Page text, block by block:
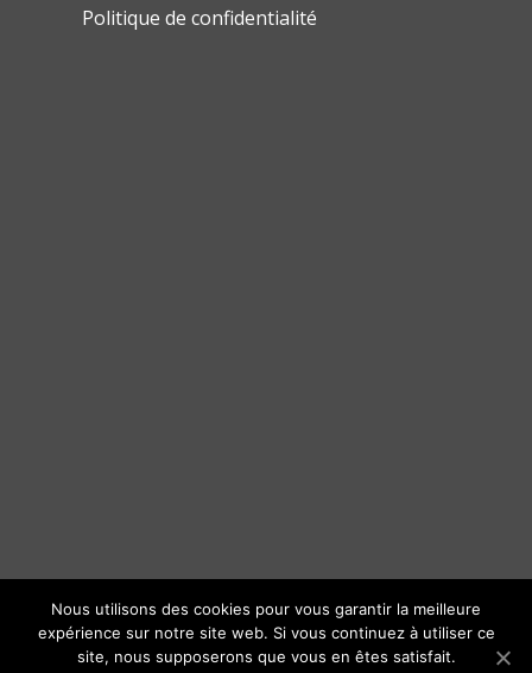
Politique de confidentialité
Nous utilisons des cookies pour vous garantir la meilleure
expérience sur notre site web. Si vous continuez à utiliser ce
site, nous supposerons que vous en êtes satisfait.